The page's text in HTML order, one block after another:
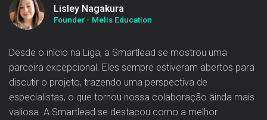
Lisley Nagakura
Founder - Melis Education
Desde o início na Liga, a Smartlead se mostrou uma
parceira excepcional. Eles sempre estiveram abertos para
discutir o projeto, trazendo uma perspectiva de
especialistas, o que tornou nossa colaboração ainda mais
valiosa. A Smartlead se destacou como a melhor